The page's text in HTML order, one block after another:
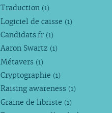
Traduction (1)
Logiciel de caisse (1)
Candidats.fr (1)
Aaron Swartz (1)
Métavers (1)
Cryptographie (1)
Raising awareness (1)
Graine de libriste (1)